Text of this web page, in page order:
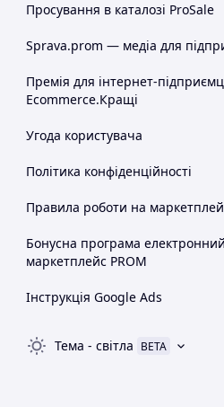
Просування в каталозі ProSale
Sprava.prom — медіа для
Премія для інтернет-
Ecommerce.Кращі
Угода користувача
Політика конфіденційності
Правила роботи на
Бонусна програма електронний
маркетплейс PROM
Інструкція Google Ads
Тема - світла BETA